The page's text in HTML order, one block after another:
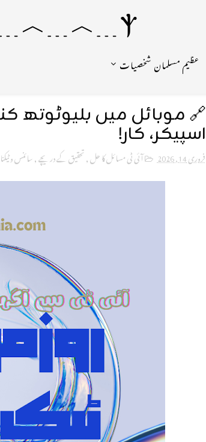
Ⲯ﹍︿﹍︿﹍ الکمونیا ﹍Ⲯ﹍Ⲯ﹍︿﹍☼
عظیم مسلمان شخصیات
🔗 موبائل میں بلیوٹوتھ
اسپیکر، کار!
فروری 14, 2026 آئی ٹی مسائل کا حل,تحقیق کے دریچے,سائنس و